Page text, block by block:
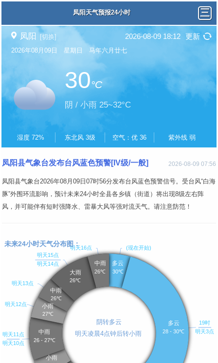
凤阳天气预报24小时
凤阳 [切换] 2026-08-09 18:12 更新
2026年08月09日 星期日 马年六月廿七
30°C
阴 / 小雨 25~32°C
湿度 72% 东北风 3级 空气：优 36 紫外线 弱
2026-08-09 07:56
凤阳县气象台发布台风蓝色预警[IV级/一般]
凤阳县气象台2026年08月09日07时56分发布台风蓝色预警信号。受台风“白海
豚”外围环流影响，预计未来24小时全县各乡镇（街道）将出现8级左右阵
风，并可能伴有短时强降水、雷暴大风等强对流天气。请注意防范！